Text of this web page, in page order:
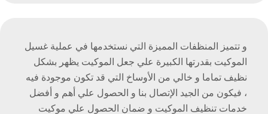
و تتميز المنظفات المميزة التي نستخدمها في عملية غسيل
الموكيت بقدرتها الكبيرة علي جعل الموكيت يظهر بشكل
نظيف تماما و خالي من الأوساخ التي قد تكون موجودة فيه
، فيكون من الجيد الإتصال بنا و الحصول علي أهم و أفضل
خدمات تنظيف الموكيت و ضمان الحصول علي موكيت